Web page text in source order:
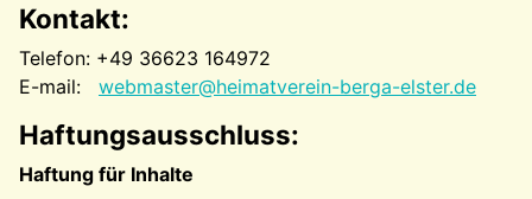
Kontakt:
Telefon: +49 36623 164972
E-mail: webmaster@heimatverein-berga-elster.de
Haftungsausschluss:
Haftung für Inhalte